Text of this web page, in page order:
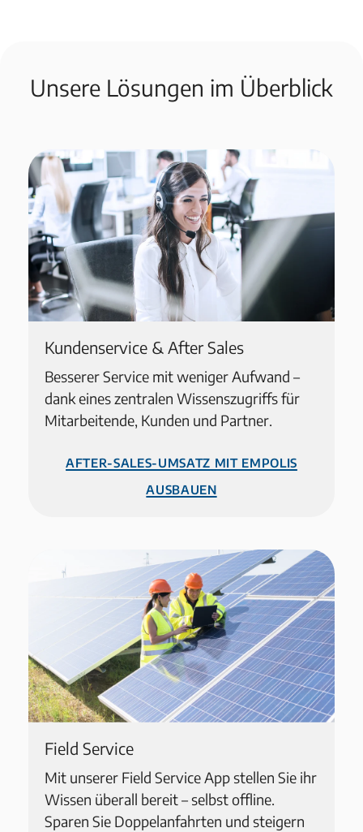
Unsere Lösungen im Überblick
Kundenservice & After Sales
Besserer Service mit weniger Aufwand –
dank eines zentralen Wissenszugriffs für
Mitarbeitende, Kunden und Partner.
After-Sales-Umsatz mit Empolis
ausbauen
Field Service
Mit unserer Field Service App stellen Sie ihr
Wissen überall bereit – selbst offline.
Sparen Sie Doppelanfahrten und steigern